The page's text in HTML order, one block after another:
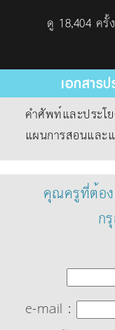
ดู 18,404 ครั้ง
เอกสาร
คำศัพท์และประโ
แผนการสอนแล
คุณครูที่ต้อ
ก
e-mail :